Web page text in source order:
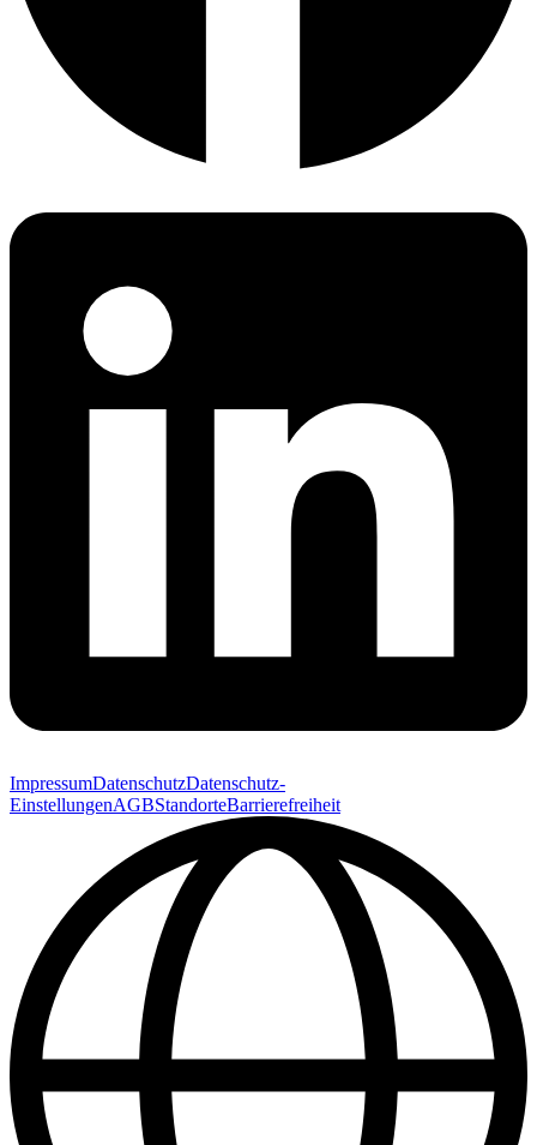
ImpressumDatenschutzDatenschutz-
EinstellungenAGBStandorteBarrierefreiheit